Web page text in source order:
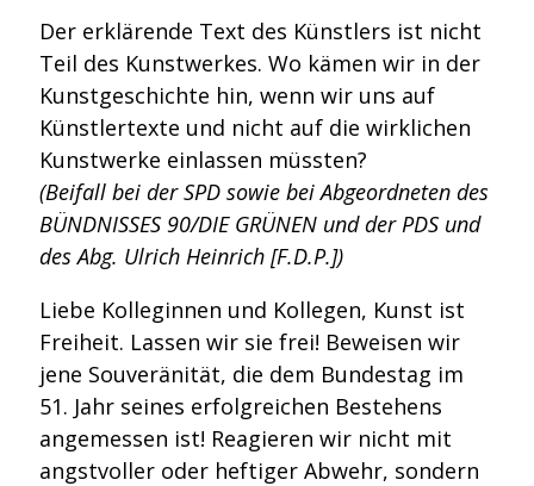
Der erklärende Text des Künstlers ist nicht
Teil des Kunstwerkes. Wo kämen wir in der
Kunstgeschichte hin, wenn wir uns auf
Künstlertexte und nicht auf die wirklichen
Kunstwerke einlassen müssten?
(Beifall bei der SPD sowie bei Abgeordneten des
BÜNDNISSES 90/DIE GRÜNEN und der PDS und
des Abg. Ulrich Heinrich [F.D.P.])
Liebe Kolleginnen und Kollegen, Kunst ist
Freiheit. Lassen wir sie frei! Beweisen wir
jene Souveränität, die dem Bundestag im
51. Jahr seines erfolgreichen Bestehens
angemessen ist! Reagieren wir nicht mit
angstvoller oder heftiger Abwehr, sondern